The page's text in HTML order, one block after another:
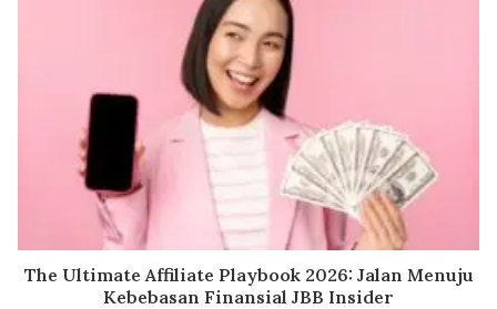
The Ultimate Affiliate Playbook 2026: Jalan Menuju
Kebebasan Finansial JBB Insider